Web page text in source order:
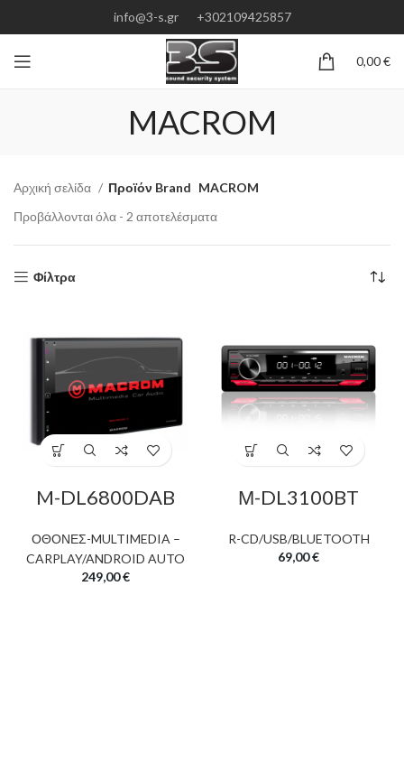
info@3-s.gr +302109425857
0,00€
MACROM
Αρχική σελίδα Προϊόν Brand MACROM
Προβάλλονται όλα - 2 αποτελέσματα
Φίλτρα
M-DL6800DAB
ΟΘΟΝΕΣ-MULTIMEDIA –
CARPLAY/ANDROID AUTO
249,00€
Μ-DL3100BT
R-CD/USB/BLUETOOTH
69,00€